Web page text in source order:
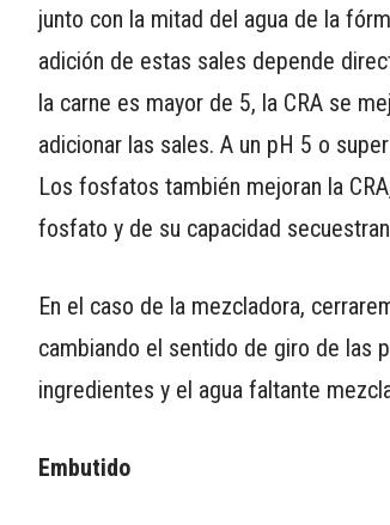
junto con la mitad del agua de la
adición de estas sales depende
la carne es mayor de 5, la CRA se
adicionar las sales. A un pH 5 o
Los fosfatos también mejoran la
fosfato y de su capacidad
En el caso de la mezcladora,
cambiando el sentido de giro de las
ingredientes y el agua faltante
Embutido